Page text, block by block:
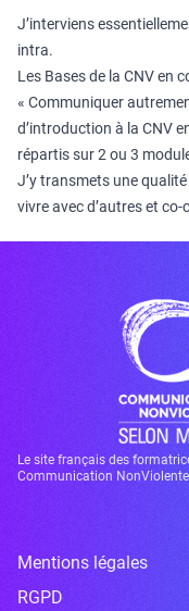
J’interviens
intra.
Les Bases de la CNV en
« Communiquer
d’introduction à la CNV
répartis sur 2 ou 3
J’y transmets une
vivre avec d’autres et co-
Le site français des
Communication
Mentions légales
RGPD